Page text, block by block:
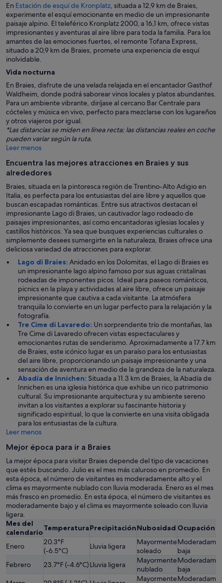
En Estación de esquí de Kronplatz , situada a 12,9 km de Braies,
experimente el esquí emocionante en medio de un impresionante
paisaje alpino. El teleférico Kronplatz 2000, a 16,1 km, ofrece vistas
impresionantes y aventuras al aire libre para toda la familia. Para los
amantes de las emociones fuertes, el remonte Tofana Express,
situado a 20,9 km de Braies, promete una experiencia de esquí
inolvidable.
Vida nocturna
En Braies, disfrute de una velada relajada en el encantador Gasthof
Waldheim, donde podrá saborear vinos locales y platos abundantes.
Para un ambiente vibrante, diríjase al cercano Bar Centrale para
cócteles y música en vivo, perfecto para mezclarse con los lugareños
y otros viajeros por igual.
*Las distancias se miden en línea recta; las distancias reales en coche
pueden variar según la ruta.
Leer menos
Encuentra las mejores atracciones en Braies y sus
alrededores
Braies, situada en la pintoresca región de Trentino-Alto Adigio en
Italia, es perfecta para los entusiastas del aire libre y aquellos que
buscan escapadas románticas. Entre sus atractivos destacan el
impresionante Lago di Braies, un cautivador lago rodeado de
paisajes impresionantes, así como encantadoras iglesias locales y
castillos históricos. Ya sea que busques experiencias culturales o
simplemente desees sumergirte en la naturaleza, Braies ofrece una
deliciosa variedad de atracciones para explorar.
Lago di Braies: Anidado en los Dolomitas, el Lago di Braies es
un impresionante lago alpino famoso por sus aguas cristalinas
rodeadas de imponentes picos. Ideal para paseos románticos,
picnics en la playa y actividades al aire libre, ofrece un paisaje
impresionante que cautiva a cada visitante. La atmósfera
tranquila lo convierte en un lugar perfecto para la relajación y la
fotografía.
Tre Cime di Lavaredo: Un sorprendente trío de montañas, las
Tre Cime di Lavaredo ofrecen vistas espectaculares y
emocionantes rutas de senderismo. Aproximadamente a 17.7 km
de Braies, este icónico lugar es un paraíso para los entusiastas
del aire libre, proporcionando un paisaje impresionante y una
sensación de aventura en medio de la grandeza de la naturaleza.
Abadía de Innichen: Situada a 11.3 km de Braies, la Abadía de
Innichen es una iglesia histórica que exhibe un rico patrimonio
cultural. Su impresionante arquitectura y su ambiente sereno
invitan a los visitantes a explorar su fascinante historia y
significado espiritual, lo que la convierte en una visita obligada
para los entusiastas de la cultura.
Leer menos
Mejor época para ir a Braies
La mejor época para visitar Braies depende del tipo de vacaciones
que estés buscando. Julio es el mes más caluroso en promedio. En
esta época, el número de visitantes es moderadamente alto y el
clima es mayormente nublado con lluvia moderada. Enero es el mes
más fresco en promedio. En esta época, el número de visitantes es
moderadamente bajo y el clima es mayormente soleado con lluvia
ligera.
Mes del
calendarioTemperaturaPrecipitaciónNubosidad Ocupación
Enero
20.3°F
(-6.5°C)
Lluvia ligera
Mayormente
soleado
baja
Febrero
23.7°F (-4.6°C)Lluvia ligera
Mayormente
nublado
baja
Mayormente